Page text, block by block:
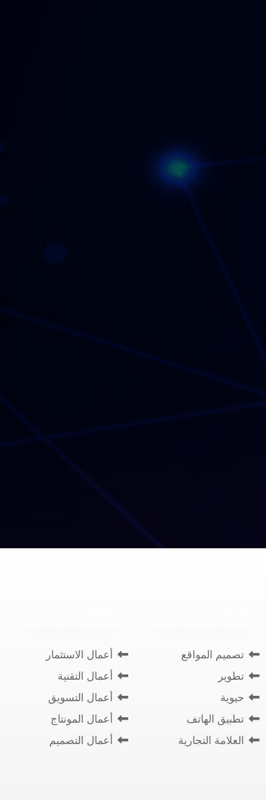
تصميم المواقع
تطوير
حيوية
تطبيق الهاتف
العلامة التجارية
أعمال الاستثمار
أعمال التقنية
أعمال التسويق
أعمال المونتاج
أعمال التصميم